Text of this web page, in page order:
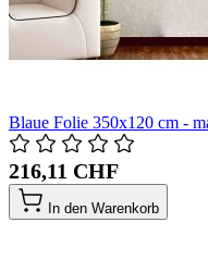
Blaue Folie 350x120 cm -
216,11 CHF
In den Warenkorb